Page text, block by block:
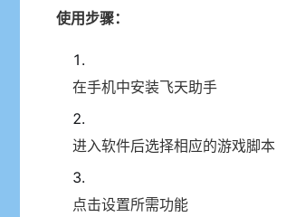
使用步骤：
在手机中安装飞天助手
进入软件后选择相应的游戏脚本
点击设置所需功能